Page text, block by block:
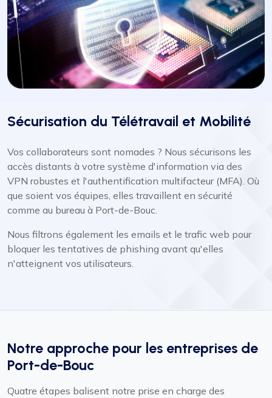
Sécurisation du Télétravail et Mobilité
Vos collaborateurs sont nomades ? Nous sécurisons les
accès distants à votre système d'information via des
VPN robustes et l'authentification multifacteur (MFA). Où
que soient vos équipes, elles travaillent en sécurité
comme au bureau à Port-de-Bouc.
Nous filtrons également les emails et le trafic web pour
bloquer les tentatives de phishing avant qu'elles
n'atteignent vos utilisateurs.
Notre approche pour les entreprises de
Port-de-Bouc
Quatre étapes balisent notre prise en charge des